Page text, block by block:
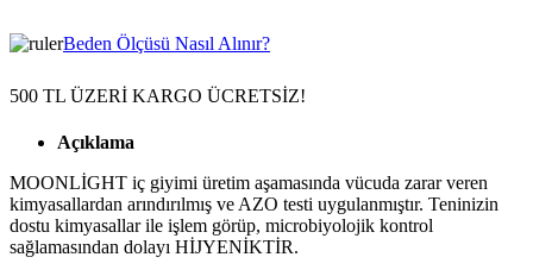
Beden Ölçüsü Nasıl Alınır?
500 TL ÜZERİ KARGO ÜCRETSİZ!
Açıklama
MOONLİGHT iç giyimi üretim aşamasında vücuda zarar veren
kimyasallardan arındırılmış ve AZO testi uygulanmıştır. Teninizin
dostu kimyasallar ile işlem görüp, microbiyolojik kontrol
sağlamasından dolayı HİJYENİKTİR.